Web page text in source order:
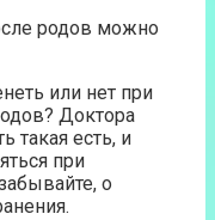
родов можно
или нет при
Доктора
такая есть, и
при
о